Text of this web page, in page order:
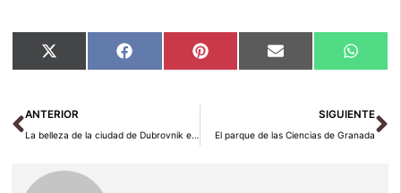
Compartir
en
X
(Twitter)
Compartir
en
Facebook Compartir
en
Pinterest Compartir
en
Email
en
Ant
ANTERIOR
La belleza de la ciudad de Dubrovnik en Croacia
SIGUIENTE
El parque de las Ciencias de Granada